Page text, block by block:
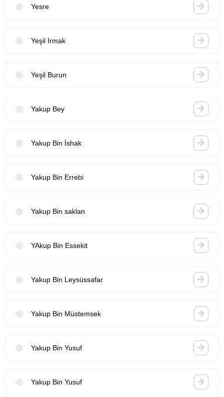
Yesre
Yeşil Irmak
Yeşil Burun
Yakup Bey
Yakup Bin İshak
Yakup Bin Errebi
Yakup Bin saklan
YAkup Bin Essekit
Yakup Bin Leysüssafar
Yakup Bin Müstemsek
Yakup Bin Yusuf
Yakup Bin Yusuf